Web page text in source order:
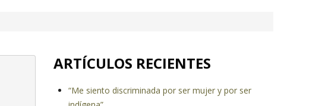
ARTÍCULOS RECIENTES
“Me siento discriminada por ser mujer y por ser